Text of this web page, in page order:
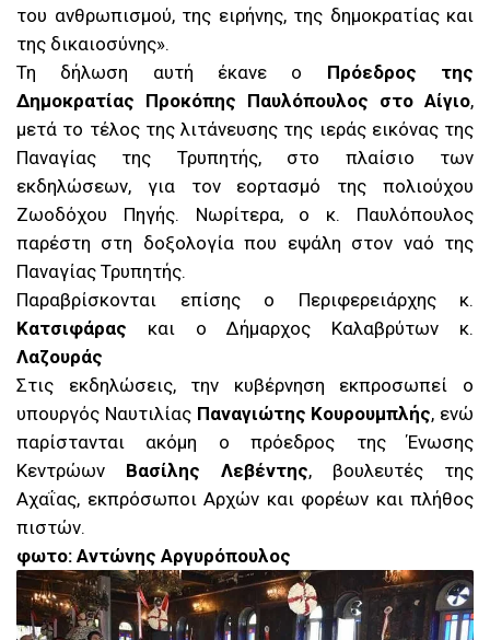
του ανθρωπισμού, της ειρήνης, της δημοκρατίας και
της δικαιοσύνης».
Τη δήλωση αυτή έκανε ο Πρόεδρος της
Δημοκρατίας Προκόπης Παυλόπουλος στο Αίγιο,
μετά το τέλος της λιτάνευσης της ιεράς εικόνας της
Παναγίας της Τρυπητής, στο πλαίσιο των
εκδηλώσεων, για τον εορτασμό της πολιούχου
Ζωοδόχου Πηγής. Νωρίτερα, ο κ. Παυλόπουλος
παρέστη στη δοξολογία που εψάλη στον ναό της
Παναγίας Τρυπητής.
Παραβρίσκονται επίσης ο Περιφερειάρχης κ.
Κατσιφάρας και ο Δήμαρχος Καλαβρύτων κ.
Λαζουράς
Στις εκδηλώσεις, την κυβέρνηση εκπροσωπεί ο
υπουργός Ναυτιλίας Παναγιώτης Κουρουμπλής, ενώ
παρίστανται ακόμη ο πρόεδρος της Ένωσης
Κεντρώων Βασίλης Λεβέντης, βουλευτές της
Αχαΐας, εκπρόσωποι Αρχών και φορέων και πλήθος
πιστών.
φωτο: Αντώνης Αργυρόπουλος